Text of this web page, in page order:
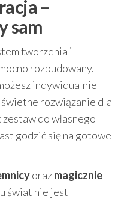
–
sam
tworzenia i
rozbudowany.
indywidualnie
świetne rozwiązanie dla
do własnego
godzić się na gotowe
orazmagicznie
świat nie jest